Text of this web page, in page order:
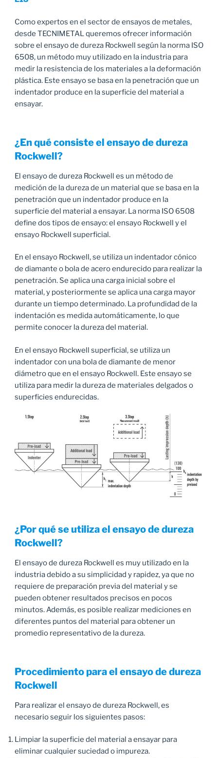
Como expertos en el sector de ensayos de metales,
desde TECNIMETAL queremos ofrecer información
sobre el ensayo de dureza Rockwell según la norma ISO
6508, un método muy utilizado en la industria para
medir la resistencia de los materiales a la deformación
plástica. Este ensayo se basa en la penetración que un
indentador produce en la superficie del material a
ensayar.
¿En qué consiste el ensayo de dureza
Rockwell?
El ensayo de dureza Rockwell es un método de
medición de la dureza de un material que se basa en la
penetración que un indentador produce en la
superficie del material a ensayar. La norma ISO 6508
define dos tipos de ensayo: el ensayo Rockwell y el
ensayo Rockwell superficial.
En el ensayo Rockwell, se utiliza un indentador cónico
de diamante o bola de acero endurecido para realizar la
penetración. Se aplica una carga inicial sobre el
material, y posteriormente se aplica una carga mayor
durante un tiempo determinado. La profundidad de la
indentación es medida automáticamente, lo que
permite conocer la dureza del material.
En el ensayo Rockwell superficial, se utiliza un
indentador con una bola de diamante de menor
diámetro que en el ensayo Rockwell. Este ensayo se
utiliza para medir la dureza de materiales delgados o
superficies endurecidas.
¿Por qué se utiliza el ensayo de dureza
Rockwell?
El ensayo de dureza Rockwell es muy utilizado en la
industria debido a su simplicidad y rapidez, ya que no
requiere de preparación previa del material y se
pueden obtener resultados precisos en pocos
minutos. Además, es posible realizar mediciones en
diferentes puntos del material para obtener un
promedio representativo de la dureza.
Procedimiento para el ensayo de dureza
Rockwell
Para realizar el ensayo de dureza Rockwell, es
necesario seguir los siguientes pasos:
Limpiar la superficie del material a ensayar para
eliminar cualquier suciedad o impureza.